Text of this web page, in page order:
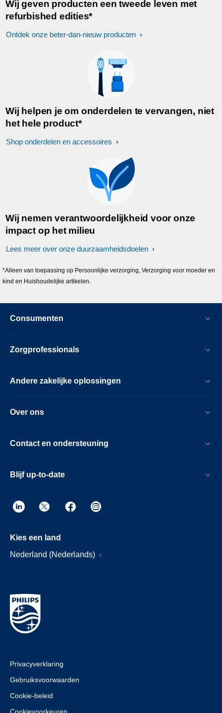
Wij geven producten een tweede leven met
refurbished edities*
Ontdek onze beter-dan-nieuw producten
Wij helpen je om onderdelen te vervangen, niet
het hele product*
Shop onderdelen en accessoires
Wij nemen verantwoordelijkheid voor onze
impact op het milieu
Lees meer over onze duurzaamheidsdoelen
*Alleen van toepassing op Persoonlijke verzorging, Verzorging voor moeder en
kind en Huishoudelijke artikelen.
Consumenten
Zorgprofessionals
Andere zakelijke oplossingen
Over ons
Contact en ondersteuning
Blijf up-to-date
Kies een land
Nederland (Nederlands)
Privacyverklaring
Gebruiksvoorwaarden
Cookie-beleid